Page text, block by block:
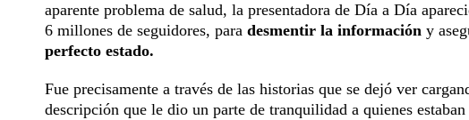
aparente problema de salud, la presentadora de Día a Día
6 millones de seguidores, para desmentir la información y
perfecto estado.
Fue precisamente a través de las historias que se dejó ver
descripción que le dio un parte de tranquilidad a quienes